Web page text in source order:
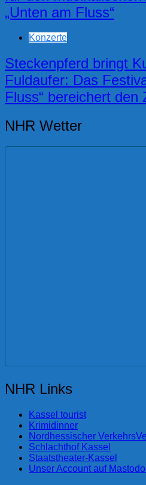
„Unten am Fluss“
Konzerte
Steckenpferd bringt
Fuldaufer: Das
Fluss“ bereichert den
NHR Wetter
NHR Links
Kassel tourist
Krimidinner
Nordhessischer
Schlachthof Kassel
Staatstheater-Kassel
Unser Account auf